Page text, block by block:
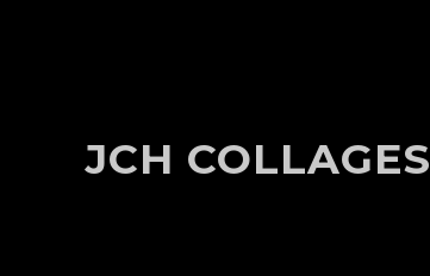
JCH COLLAGES